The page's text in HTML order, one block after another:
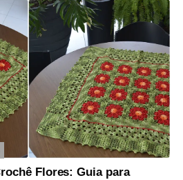
Flores: Guia para